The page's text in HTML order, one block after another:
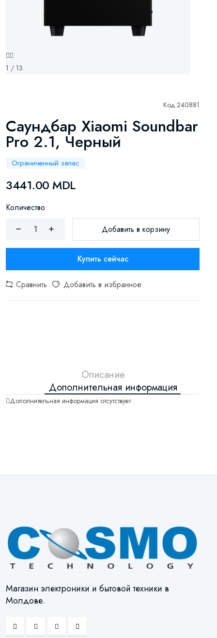
1 / 13
Код:240881
Саундбар Xiaomi Soundbar
Pro 2.1, Черный
Ограниченный запас
3441.00 MDL
Количество
Добавить в корзину
Купить сейчас
Сравнить Добавить в избранное
Описание
Дополнительная информация
Дополнительная информация отсутствует
Магазин электроники и бытовой техники в
Молдове.